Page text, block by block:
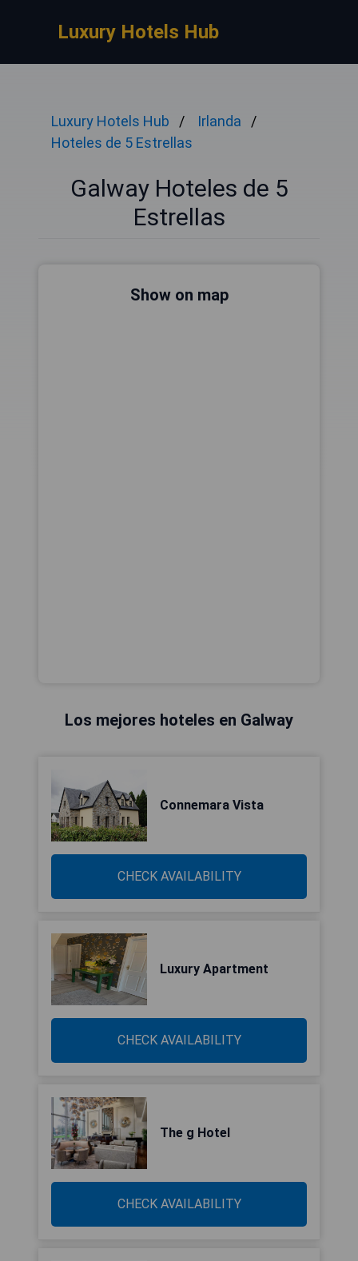
Luxury Hotels Hub
Luxury Hotels Hub
Irlanda
Hoteles de 5 Estrellas
Galway Hoteles de 5
Estrellas
Show on map
Los mejores hoteles en Galway
Connemara Vista
CHECK AVAILABILITY
Luxury Apartment
CHECK AVAILABILITY
The g Hotel
CHECK AVAILABILITY